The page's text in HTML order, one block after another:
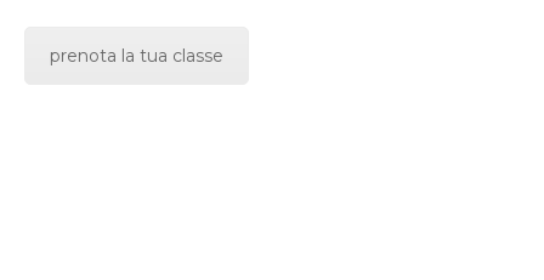
prenota la tua classe